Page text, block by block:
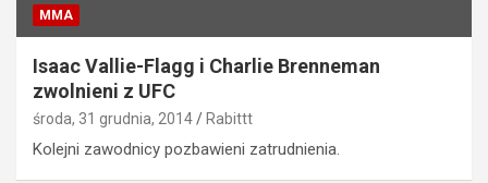
MMA
Isaac Vallie-Flagg i Charlie Brenneman
zwolnieni z UFC
środa, 31 grudnia, 2014 Rabittt
Kolejni zawodnicy pozbawieni zatrudnienia.